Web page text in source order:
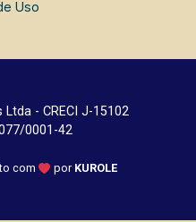
Uso
- CRECI J-15102
0001-42
com por KUROLE